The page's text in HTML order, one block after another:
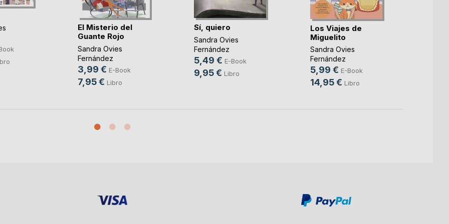
El Misterio del
Guante Rojo
Sandra Ovies
Fernández
3,99 € E-Book
7,95 € Libro
Sí, quiero
Sandra Ovies
Fernández
5,49 € E-Book
9,95 € Libro
Los Viajes de
Miguelito
Sandra Ovies
Fernández
5,99 € E-Book
14,95 € Libro